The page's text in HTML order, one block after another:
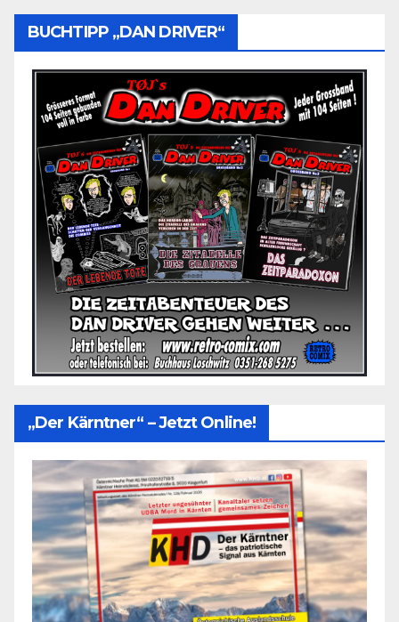
BUCHTIPP „DAN DRIVER“
„Der Kärntner“ – Jetzt Online!